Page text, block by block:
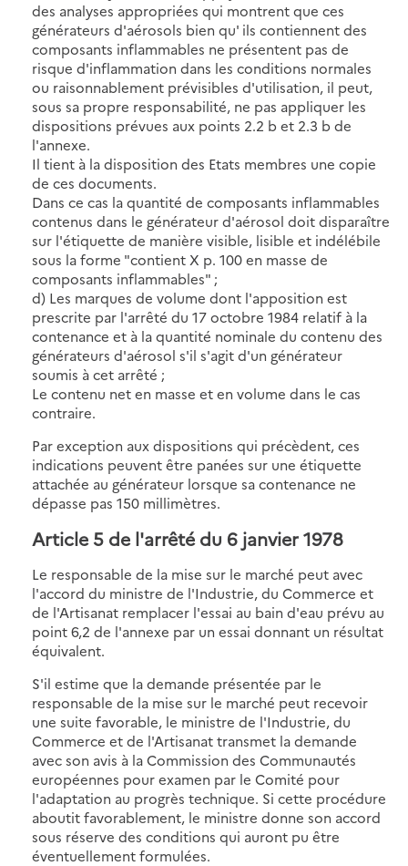
des analyses appropriées qui montrent que ces
générateurs d'aérosols bien qu' ils contiennent des
composants inflammables ne présentent pas de
risque d'inflammation dans les conditions normales
ou raisonnablement prévisibles d'utilisation, il peut,
sous sa propre responsabilité, ne pas appliquer les
dispositions prévues aux points 2.2 b et 2.3 b de
l'annexe.
Il tient à la disposition des Etats membres une copie
de ces documents.
Dans ce cas la quantité de composants inflammables
contenus dans le générateur d'aérosol doit disparaître
sur l'étiquette de manière visible, lisible et indélébile
sous la forme "contient X p. 100 en masse de
composants inflammables" ;
d) Les marques de volume dont l'apposition est
prescrite par l'arrêté du 17 octobre 1984 relatif à la
contenance et à la quantité nominale du contenu des
générateurs d'aérosol s'il s'agit d'un générateur
soumis à cet arrêté ;
Le contenu net en masse et en volume dans le cas
contraire.
Par exception aux dispositions qui précèdent, ces
indications peuvent être panées sur une étiquette
attachée au générateur lorsque sa contenance ne
dépasse pas 150 millimètres.
Article 5 de l'arrêté du 6 janvier 1978
Le responsable de la mise sur le marché peut avec
l'accord du ministre de l'Industrie, du Commerce et
de l'Artisanat remplacer l'essai au bain d'eau prévu au
point 6,2 de l'annexe par un essai donnant un résultat
équivalent.
S'il estime que la demande présentée par le
responsable de la mise sur le marché peut recevoir
une suite favorable, le ministre de l'Industrie, du
Commerce et de l'Artisanat transmet la demande
avec son avis à la Commission des Communautés
européennes pour examen par le Comité pour
l'adaptation au progrès technique. Si cette procédure
aboutit favorablement, le ministre donne son accord
sous réserve des conditions qui auront pu être
éventuellement formulées.